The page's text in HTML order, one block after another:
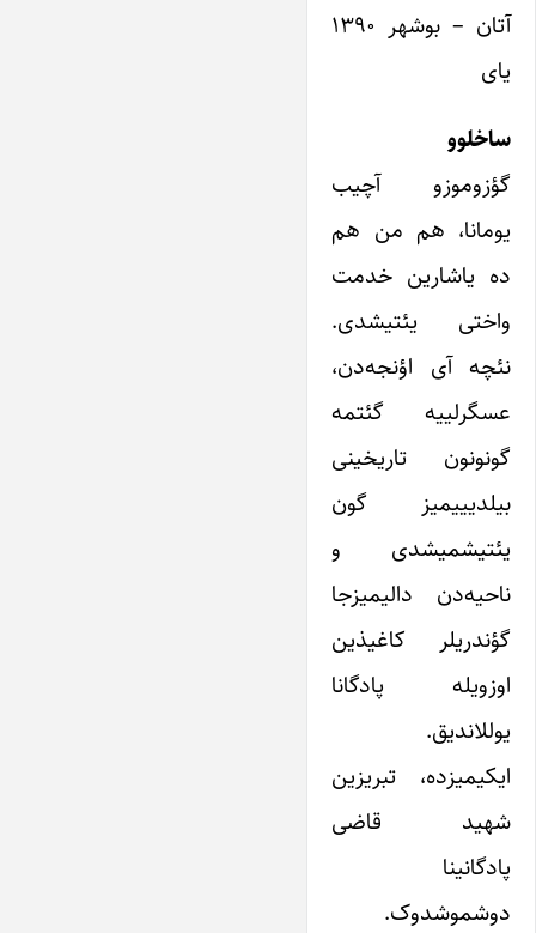
آتان – بوشهر ۱۳۹۰
یای
ساخلوو
گؤزوموزو آچیب
یومانا، هم من هم
ده یاشارین خدمت
واختی یئتیشدی.
نئچه آی اؤنجه‌دن،
عسگرلییه گئتمه
گونونون تاریخینی
بیلدیییمیز گون
یئتیشمیشدی و
ناحیه‌دن دالیمیزجا
گؤندریلر کاغیذین
اوزویله پادگانا
یوللاندیق.
ایکیمیزده، تبریزین
شهید قاضی
پادگانینا
دوشموشدوک.